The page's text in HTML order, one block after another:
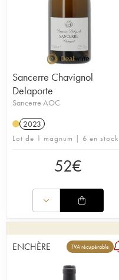
Sancerre Chavignol
Delaporte
Sancerre AOC
2023
Lot de 1 magnum | 6 en stock
52€
ENCHÈRE TVA récupérable